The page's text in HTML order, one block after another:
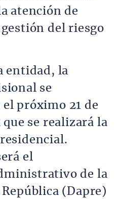
atención de
del riesgo
entidad, la
se
próximo 21 de
se realizará la
el
de la
(Dapre)